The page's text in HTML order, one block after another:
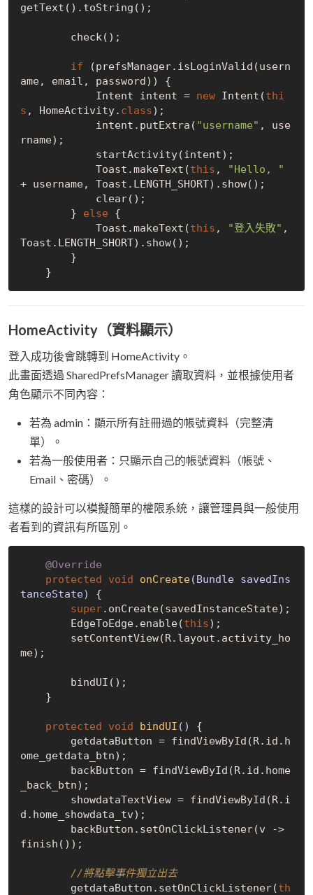
getText().toString();
if (prefsManager.isLoginValid(usern
ame, email, password)) {
            Intent intent =
new Intent(thi
s , HomeActivity. class) ;
            intent.putExtra(
"username" , use
rname);
            Toast.makeText(
this ,
"Hello, "
+ username, Toast.LENGTH_SHORT).show();
        }
else {
            Toast.makeText(
this , "登入失敗" ,
Toast.LENGTH_SHORT).show();
HomeActivity（資料顯示）
登入成功後會跳轉到 HomeActivity。
此畫面透過 SharedPrefsManager 讀取資料，並根據使用者
角色顯示不同內容：
若為 admin：顯示所有註冊過的帳號資料（完整清
單）。
若為一般使用者：只顯示自己的帳號資料（帳號、
Email、密碼）。
這樣的設計可以模擬簡單的權限系統，讓管理員與一般使用
者看到的資訊有所區別。
@Override
protected
void onCreate(Bundle savedIns
tanceState)
{
super.onCreate(savedInstanceState);
        EdgeToEdge.enable(
this);
me);
protected void bindUI ()
{
ome_getdata_btn);
_back_btn);
d.home_showdata_tv);
finish());
//將點擊事件獨立出去
        getdataButton.setOnClickListener(
th